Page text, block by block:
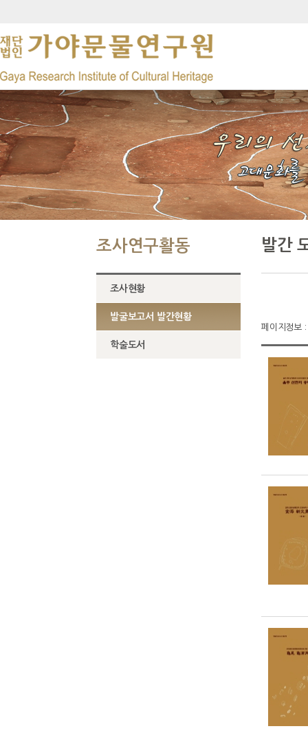
조사연구활동
조사현황
발굴보고서 발간현황
학술도서
발간
페이지정보